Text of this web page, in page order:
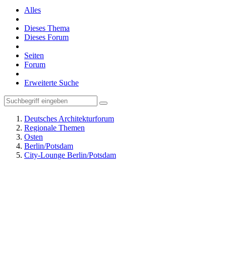
Alles
Dieses Thema
Dieses Forum
Seiten
Forum
Erweiterte Suche
Deutsches Architekturforum
Regionale Themen
Osten
Berlin/Potsdam
City-Lounge Berlin/Potsdam